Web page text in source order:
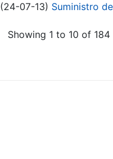
(24-07-13) Suministro
Showing 1 to 10 of 184